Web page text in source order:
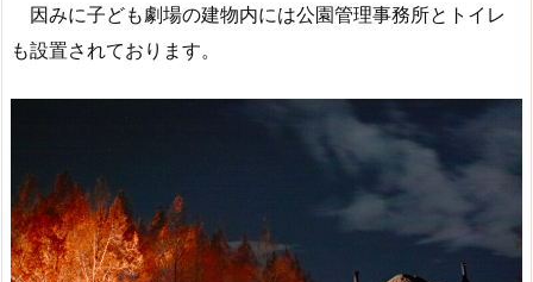
因みに子ども劇場の建物内には公園管理事務所とトイレ
も設置されております。